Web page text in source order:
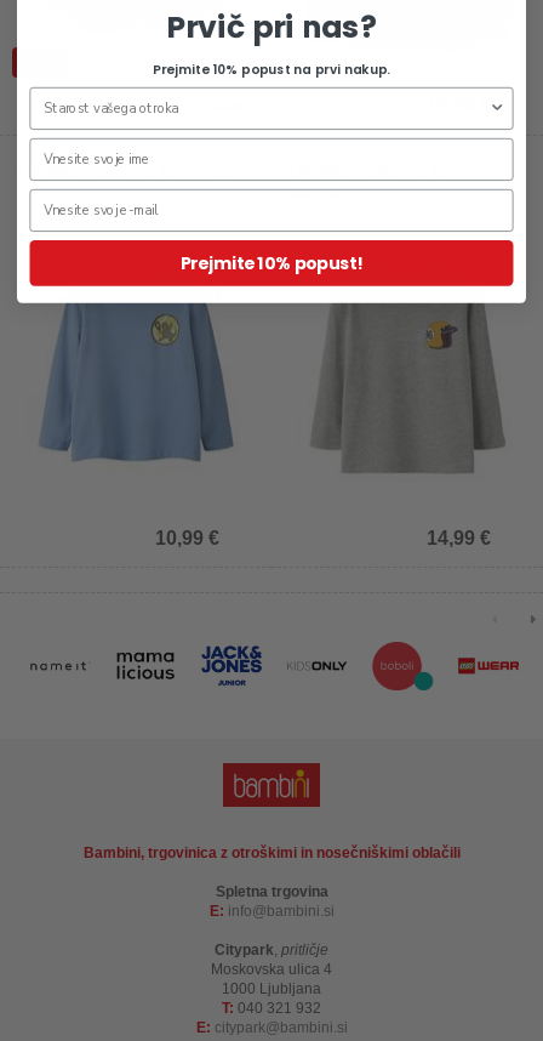
6,50 €
Otroška majica za fante Vux
10,99 €
Radolf
14,99 €
Bambini, trgovinica z otroškimi in nosečniškimi oblačili
Spletna trgovina
E: info bambini.si
Citypark, pritličje
Moskovska ulica 4
1000 Ljubljana
T: 040 321 932
E: citypark bambini.si
Prvič pri nas?
Prejmite 10% popust na prvi nakup.
Prejmite 10% popust!